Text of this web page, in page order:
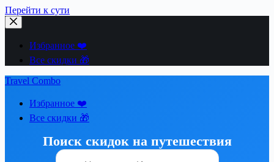
Перейти к сути
Избранное ❤️
Все скидки 🎁
Travel Combo
Избранное ❤️
Все скидки 🎁
Поиск скидок на путешествия